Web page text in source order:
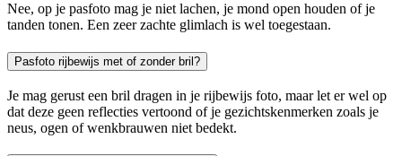
Nee, op je pasfoto mag je niet lachen, je mond open houden of je
tanden tonen. Een zeer zachte glimlach is wel toegestaan.
Pasfoto rijbewijs met of zonder bril?
Je mag gerust een bril dragen in je rijbewijs foto, maar let er wel op
dat deze geen reflecties vertoond of je gezichtskenmerken zoals je
neus, ogen of wenkbrauwen niet bedekt.